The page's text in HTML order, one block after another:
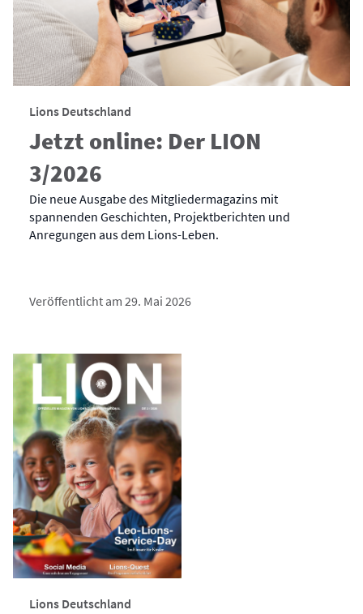
Lions Deutschland
Jetzt online: Der LION
3/2026
Die neue Ausgabe des Mitgliedermagazins mit
spannenden Geschichten, Projektberichten und
Anregungen aus dem Lions-Leben.
Veröffentlicht am 29. Mai 2026
Lions Deutschland